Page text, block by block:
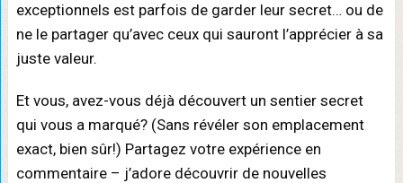
exceptionnels est parfois de garder leur secret… ou de
ne le partager qu’avec ceux qui sauront l’apprécier à sa
juste valeur.
Et vous, avez-vous déjà découvert un sentier secret
qui vous a marqué? (Sans révéler son emplacement
exact, bien sûr!) Partagez votre expérience en
commentaire – j’adore découvrir de nouvelles